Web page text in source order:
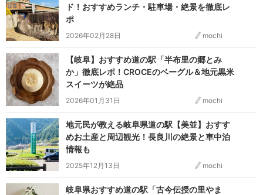
ド！おすすめランチ・駐車場・絶景を徹底レ
ポ
2026年02月28日 mochi
【岐阜】おすすめ道の駅「半布里の郷とみ
か」徹底レポ！CROCEのベーグル＆地元黒米
スイーツが絶品
2026年01月31日 mochi
地元民が教える岐阜県道の駅【美並】おすす
めお土産と周辺観光！長良川の絶景と車中泊
情報も
2025年12月13日 mochi
岐阜県おすすめ道の駅「古今伝授の里やま